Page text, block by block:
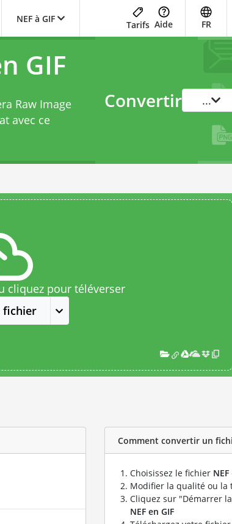
NEF à GIF
Tarifs Aide FR
GIF
Raw Image
avec ce
Convertir ...
cliquez pour téléverser
fichier
Comment convertir un
Choisissez le fichier NEF
Modifier la qualité ou la
Cliquez sur "Démarrer
NEF en GIF